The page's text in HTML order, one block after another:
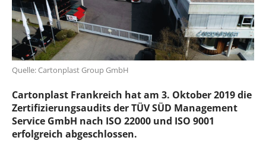
Quelle: Cartonplast Group GmbH
Cartonplast Frankreich hat am 3. Oktober 2019 die
Zertifizierungsaudits der TÜV SÜD Management
Service GmbH nach ISO 22000 und ISO 9001
erfolgreich abgeschlossen.